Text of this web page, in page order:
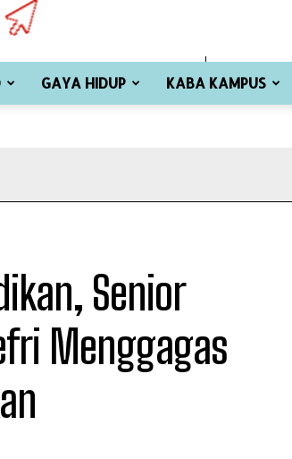
GAYA HIDUP KABA KAMPUS
Senior
Menggagas